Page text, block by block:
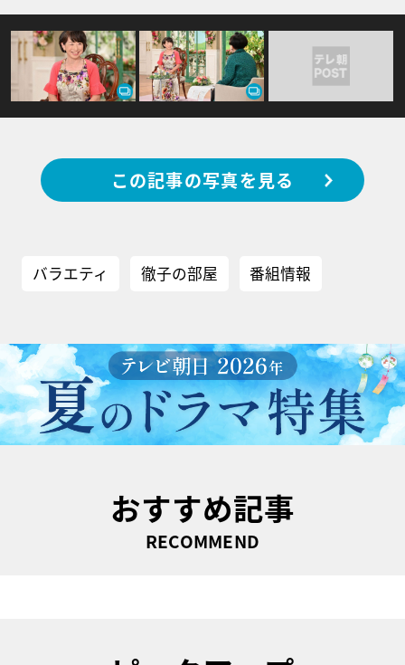
この記事の写真を見る
バラエティ 徹子の部屋 番組情報
おすすめ記事
RECOMMEND